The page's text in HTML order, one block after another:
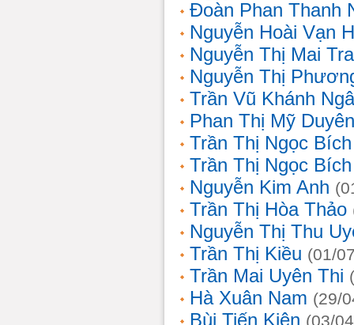
Đoàn Phan Thanh
Nguyễn Hoài Vạn
Nguyễn Thị Mai
Nguyễn Thị
Trần Vũ Khánh
Phan Thị Mỹ Duyên
Trần Thị Ngọc Bích
Trần Thị Ngọc Bích
Nguyễn Kim Anh
Trần Thị Hòa Thảo
Nguyễn Thị Thu
Trần Thị Kiều (01/
Trần Mai Uyên Thi
Hà Xuân Nam (29/
Bùi Tiến Kiện (03/